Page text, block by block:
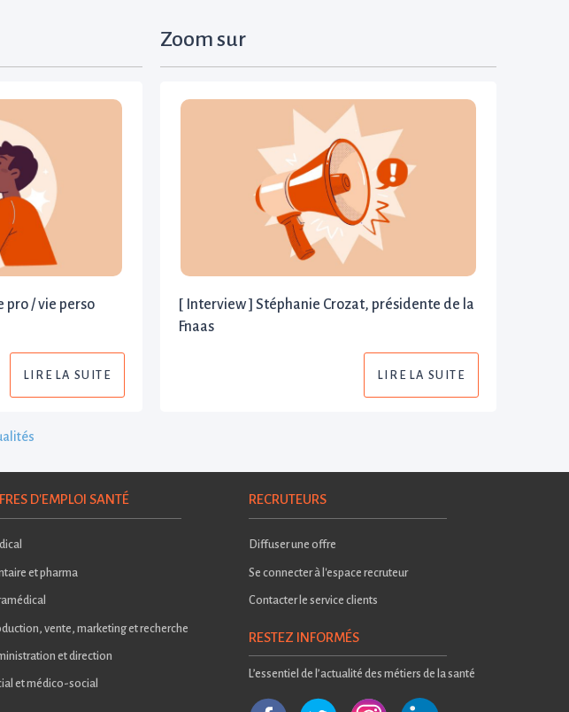
pro / vie perso
LIRE LA SUITE
Zoom sur
[ Interview ] Stéphanie Crozat, présidente de la
Fnaas
LIRE LA SUITE
D'EMPLOI SANTÉ
et pharma
vente, marketing et recherche
et direction
et médico-social
RECRUTEURS
Diffuser une offre
Se connecter à l'espace recruteur
Contacter le service clients
RESTEZ INFORMÉS
L’essentiel de l’actualité des métiers de la santé